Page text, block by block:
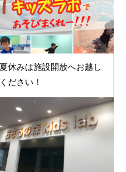
夏休みは施設開放へお越し
ください！